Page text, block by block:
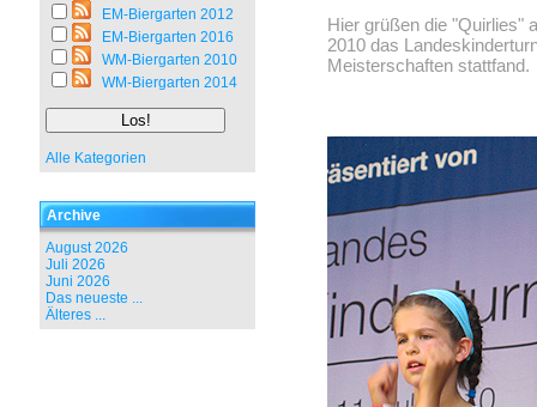
EM-Biergarten 2012
EM-Biergarten 2016
WM-Biergarten 2010
WM-Biergarten 2014
Alle Kategorien
Archive
August 2026
Juli 2026
Juni 2026
Das neueste ...
Älteres ...
Hier grüßen die "Quirlies"
2010 das
Meisterschaften stattfand.